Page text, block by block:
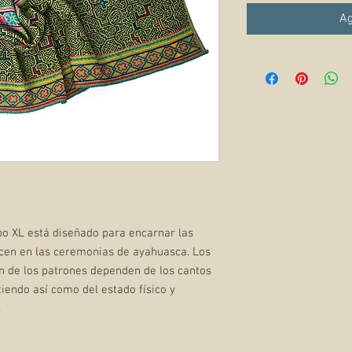
XL está diseñado para encarnar las
en las ceremonias de ayahuasca. Los
los patrones dependen de los cantos
así como del estado físico y